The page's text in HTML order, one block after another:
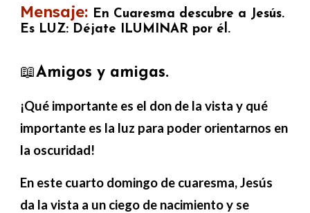
Mensaje: En Cuaresma descubre a Jesús.
Es LUZ: Déjate ILUMINAR por él.
📖Amigos y amigas.
¡Qué importante es el don de la vista y qué
importante es la luz para poder orientarnos en
la oscuridad!
En este cuarto domingo de cuaresma, Jesús
da la vista a un ciego de nacimiento y se